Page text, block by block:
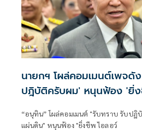
นายกฯ โผล่คอมเมนต์เพจดั
ปฎิบัติครับผม' หนุนฟ้อง 'ยิ่ง
“อนุทิน” โผล่คอมเมนต์ "รับทราบ รับปฏิ
แผ่นดิน" หนุนฟ้อง "ยิ่งชีพ ไอลอว์